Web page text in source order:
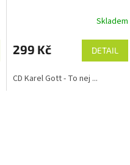
Skladem
299 Kč DETAIL
CD Karel Gott - To nej ...